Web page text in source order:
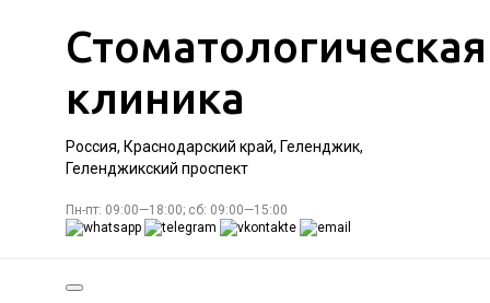
Стоматологическая
клиника
Россия, Краснодарский край, Геленджик,
Геленджикский проспект
Пн-пт: 09:00—18:00; сб: 09:00—15:00